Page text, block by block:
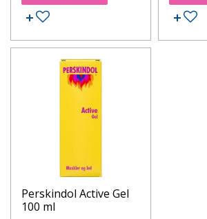
Perskindol Active Gel
100 ml